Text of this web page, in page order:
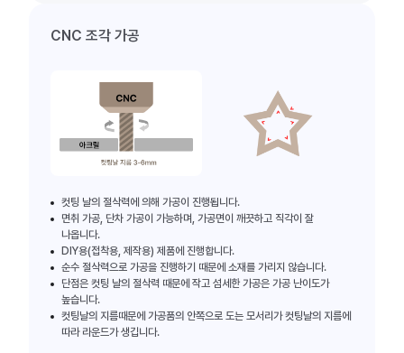
CNC 조각 가공
컷팅 날의 절삭력에 의해 가공이 진행됩니다.
면취 가공, 단차 가공이 가능하며, 가공면이 깨끗하고 직각이 잘
나옵니다.
DIY용(접착용, 제작용) 제품에 진행합니다.
순수 절삭력으로 가공을 진행하기 때문에 소재를 가리지 않습니다.
단점은 컷팅 날의 절삭력 때문에 작고 섬세한 가공은 가공 난이도가
높습니다.
컷팅날의 지름때문에 가공품의 안쪽으로 도는 모서리가 컷팅날의 지름에
따라 라운드가 생깁니다.